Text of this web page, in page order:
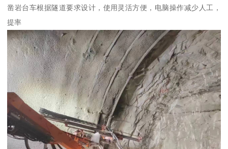
凿岩台车根据隧道要求设计，使用灵活方便，电脑操作减少人工，
提率